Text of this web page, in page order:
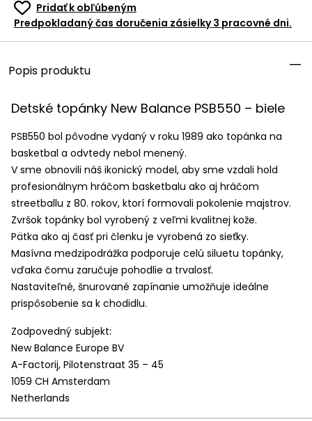
Pridať k obľúbeným
Predpokladaný čas doručenia zásielky 3 pracovné dni.
Popis produktu
Detské topánky New Balance PSB550 – biele
PSB550 bol pôvodne vydaný v roku 1989 ako topánka na
basketbal a odvtedy nebol menený.
V sme obnovili náš ikonický model, aby sme vzdali hold
profesionálnym hráčom basketbalu ako aj hráčom
streetballu z 80. rokov, ktorí formovali pokolenie majstrov.
Zvršok topánky bol vyrobený z veľmi kvalitnej kože.
Pätka ako aj časť pri členku je vyrobená zo sieťky.
Masívna medzipodrážka podporuje celú siluetu topánky,
vďaka čomu zaručuje pohodlie a trvalosť.
Nastaviteľné, šnurované zapínanie umožňuje ideálne
prispôsobenie sa k chodidlu.
Zodpovedný subjekt:
New Balance Europe BV
A-Factorij, Pilotenstraat 35 – 45
1059 CH Amsterdam
Netherlands